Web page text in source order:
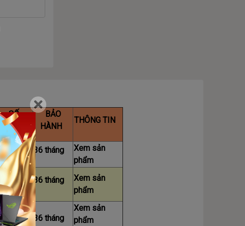
SỐ
LƯỢNG
BẢO
HÀNH
THÔNG TIN
1 36 tháng
Xem sản
phẩm
1 36 tháng
Xem sản
phẩm
36 tháng
Xem sản
phẩm